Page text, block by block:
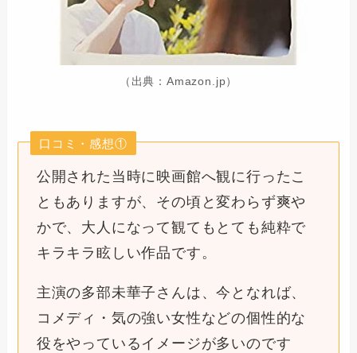
（出典：Amazon.jp）
口コミ・感想①
公開された当時に映画館へ観に行ったこ
ともありますが、その頃と変わらず爽や
かで、大人になって観てもとても純粋で
キラキラ眩しい作品です。
主演の多部未華子さんは、今となれば、
コメディ・気の強い女性などの個性的な
役をやっているイメージが多いのです